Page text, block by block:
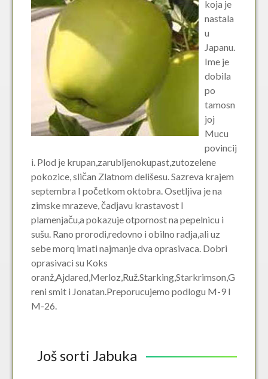
koja je
nastala
u
Japanu.
Ime je
dobila
po
tamosn
joj
Mucu
povincij
i. Plod je krupan,zarubljenokupast,zutozelene
pokozice, sličan Zlatnom delišesu. Sazreva krajem
septembra I početkom oktobra. Osetljiva je na
zimske mrazeve, čadjavu krastavost I
plamenjaču,a pokazuje otpornost na pepelnicu i
sušu. Rano prorodi,redovno i obilno radja,ali uz
sebe morq imati najmanje dva oprasivaca. Dobri
oprasivaci su Koks
oranž,Ajdared,Merloz,Ruž.Starking,Starkrimson,G
reni smit i Jonatan.Preporucujemo podlogu M-9 I
M-26.
Još sorti Jabuka